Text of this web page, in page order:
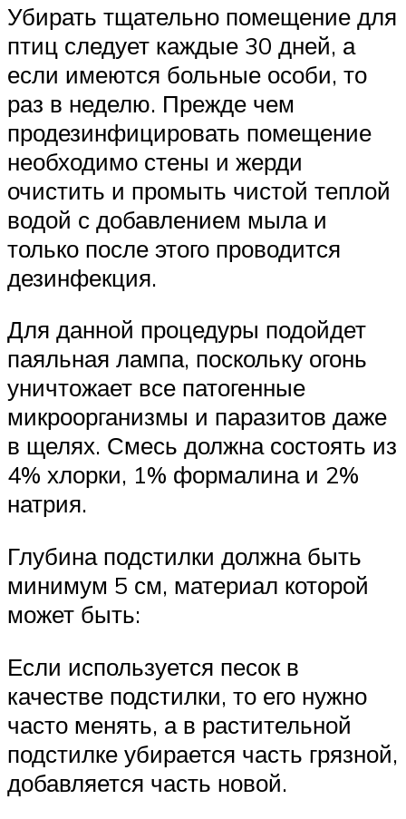
Убирать тщательно помещение для
птиц следует каждые 30 дней, а
если имеются больные особи, то
раз в неделю. Прежде чем
продезинфицировать помещение
необходимо стены и жерди
очистить и промыть чистой теплой
водой с добавлением мыла и
только после этого проводится
дезинфекция.
Для данной процедуры подойдет
паяльная лампа, поскольку огонь
уничтожает все патогенные
микроорганизмы и паразитов даже
в щелях. Смесь должна состоять из
4% хлорки, 1% формалина и 2%
натрия.
Глубина подстилки должна быть
минимум 5 см, материал которой
может быть:
Если используется песок в
качестве подстилки, то его нужно
часто менять, а в растительной
подстилке убирается часть грязной,
добавляется часть новой.